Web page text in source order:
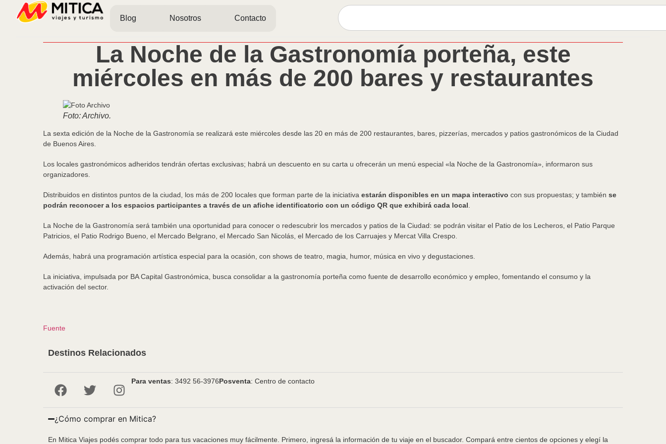
Blog Nosotros Contacto
La Noche de la Gastronomía porteña, este
miércoles en más de 200 bares y restaurantes
Foto: Archivo.
La sexta edición de la Noche de la Gastronomía se realizará este miércoles desde las 20 en más de 200 restaurantes, bares, pizzerías, mercados y patios gastronómicos de la Ciudad
de Buenos Aires.
Los locales gastronómicos adheridos tendrán ofertas exclusivas; habrá un descuento en su carta u ofrecerán un menú especial «la Noche de la Gastronomía», informaron sus
organizadores.
Distribuidos en distintos puntos de la ciudad, los más de 200 locales que forman parte de la iniciativa estarán disponibles en un mapa interactivo con sus propuestas; y también se
podrán reconocer a los espacios participantes a través de un afiche identificatorio con un código QR que exhibirá cada local
La Noche de la Gastronomía será también una oportunidad para conocer o redescubrir los mercados y patios de la Ciudad: se podrán visitar el Patio de los Lecheros, el Patio Parque
Patricios, el Patio Rodrigo Bueno, el Mercado Belgrano, el Mercado San Nicolás, el Mercado de los Carruajes y Mercat Villa Crespo.
Además, habrá una programación artística especial para la ocasión, con shows de teatro, magia, humor, música en vivo y degustaciones.
La iniciativa, impulsada por BA Capital Gastronómica, busca consolidar a la gastronomía porteña como fuente de desarrollo económico y empleo, fomentando el consumo y la
activación del sector.
Fuente
Destinos Relacionados
Para ventas: 3492 56-3976Posventa: Centro de contacto
¿Cómo comprar en Mitica?
En Mitica Viajes podés comprar todo para tus vacaciones muy fácilmente. Primero, ingresá la información de tu viaje en el buscador. Compará entre cientos de opciones y elegí la